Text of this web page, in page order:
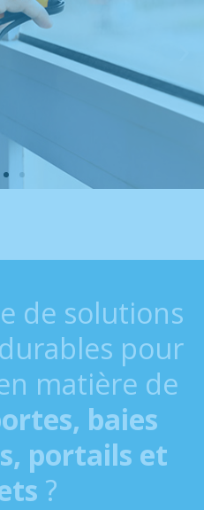
de solutions
pour
matière de
baies
portails et
?